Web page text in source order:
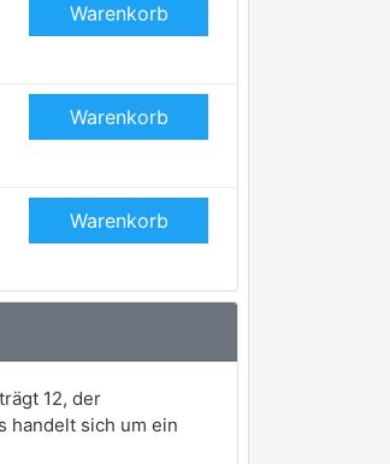
Warenkorb
Warenkorb
Warenkorb
12, der
handelt sich um ein